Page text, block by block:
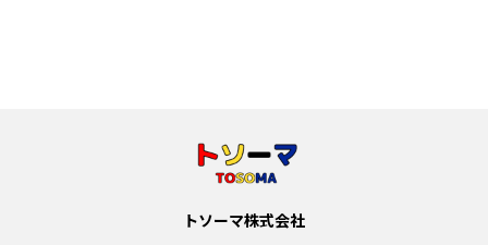
トソーマ株式会社